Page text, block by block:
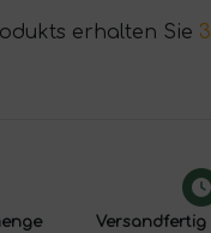
erhalten Sie
Versandfertig